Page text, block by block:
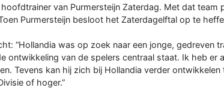
van Purmersteijn Zaterdag. Met dat team
Purmersteijn besloot het Zaterdagelftal op te
“Hollandia was op zoek naar een jonge, gedreven
ontwikkeling van de spelers centraal staat. Ik heb er
Tevens kan hij zich bij Hollandia verder
of hoger.”